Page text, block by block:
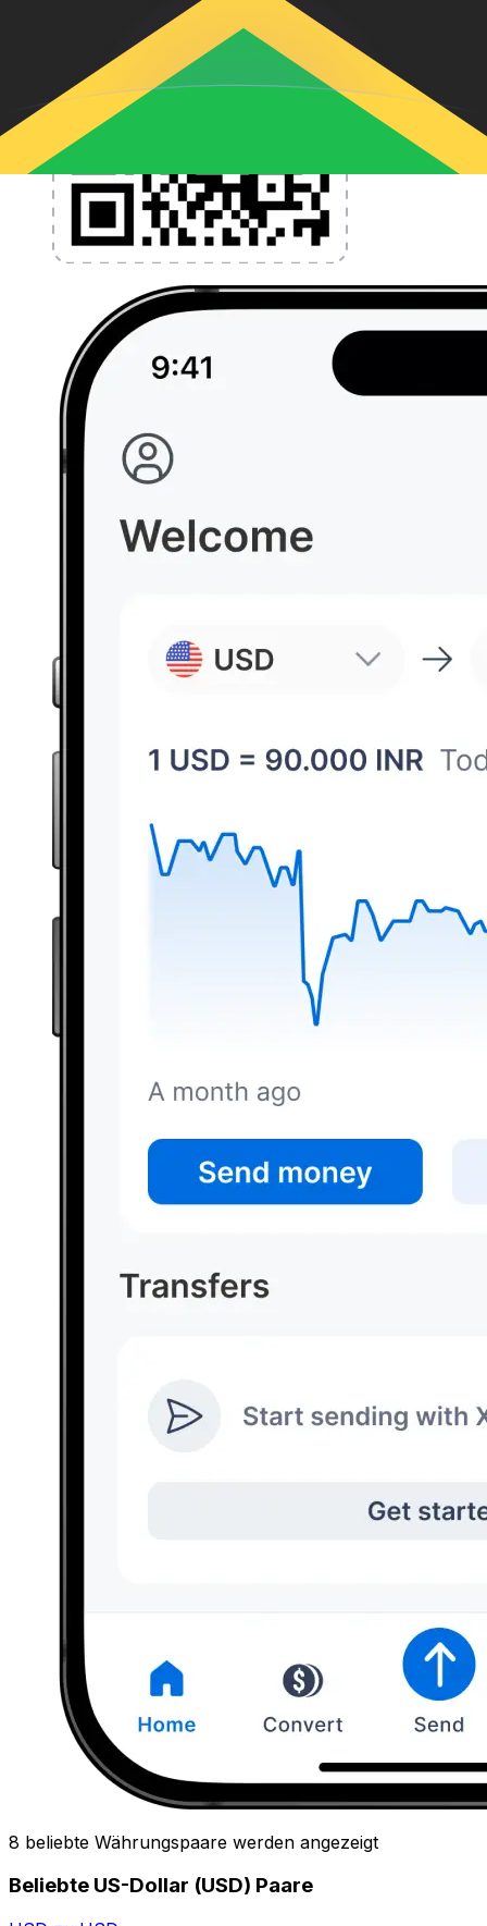
8 beliebte Währungspaare werden angezeigt
Beliebte US-Dollar (USD) Paare